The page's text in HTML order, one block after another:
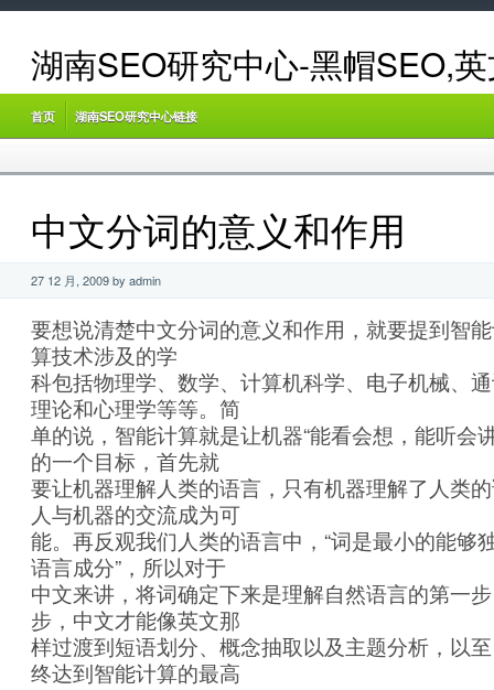
湖南SEO研究中心-黑帽SEO,
首页 湖南SEO研究中心链接
中文分词的意义和作用
27 12 月, 2009 by admin
要想说清楚中文分词的意义和作用，就要提到智
算技术涉及的学
科包括物理学、数学、计算机科学、电子机械、
理论和心理学等等。简
单的说，智能计算就是让机器“能看会想，能听会
的一个目标，首先就
要让机器理解人类的语言，只有机器理解了人类
人与机器的交流成为可
能。再反观我们人类的语言中，“词是最小的能够
语言成分”，所以对于
中文来讲，将词确定下来是理解自然语言的第一
步，中文才能像英文那
样过渡到短语划分、概念抽取以及主题分析，以
终达到智能计算的最高